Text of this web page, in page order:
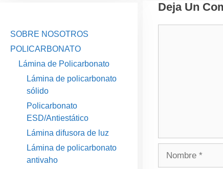
Deja Un
SOBRE NOSOTROS
POLICARBONATO
Lámina de Policarbonato
Lámina de policarbonato
sólido
Policarbonato
ESD/Antiestático
Lámina difusora de luz
Lámina de policarbonato
antivaho